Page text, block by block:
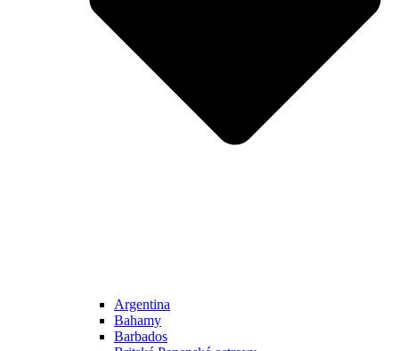
Argentina
Bahamy
Barbados